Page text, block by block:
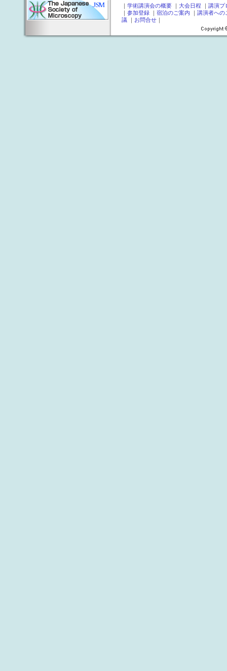
｜ 学術講演会の概要 ｜ 大会日程 ｜ 講演プ
｜ 参加登録 ｜ 宿泊のご案内 ｜ 講演者への
議 ｜ お問合せ ｜